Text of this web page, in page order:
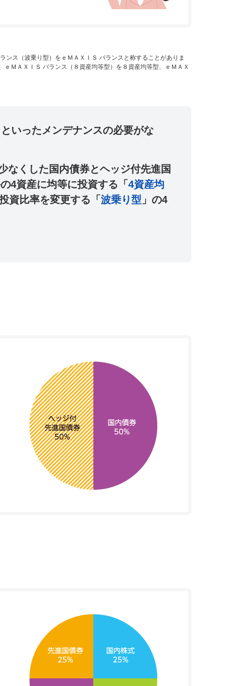
ス（波乗り型）をｅＭＡＸＩＳ バランスと称することがありま
ＭＡＸＩＳ バランス（８資産均等型）を８資産均等型、ｅＭＡＸ
いったメンデナンスの必要がな
なくした国内債券とヘッジ付先進国
4資産に均等に投資する「 4資産均
資比率を変更する「 波乗り型 」の4